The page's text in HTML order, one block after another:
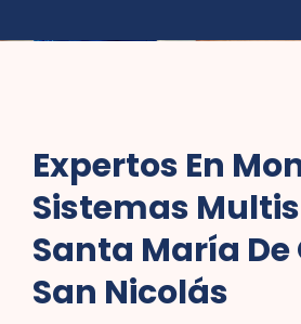
Expertos En
Sistemas
Santa María De
San Nicolás